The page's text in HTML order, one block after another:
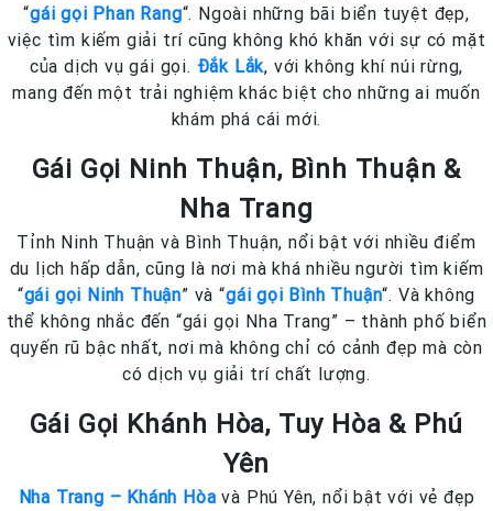
“gái gọi Phan Rang“. Ngoài những bãi biển tuyệt đẹp,
việc tìm kiếm giải trí cũng không khó khăn với sự có mặt
của dịch vụ gái gọi. Đắk Lắk, với không khí núi rừng,
mang đến một trải nghiệm khác biệt cho những ai muốn
khám phá cái mới.
Gái Gọi Ninh Thuận, Bình Thuận &
Nha Trang
Tỉnh Ninh Thuận và Bình Thuận, nổi bật với nhiều điểm
du lịch hấp dẫn, cũng là nơi mà khá nhiều người tìm kiếm
“gái gọi Ninh Thuận” và “gái gọi Bình Thuận“. Và không
thể không nhắc đến “gái gọi Nha Trang” – thành phố biển
quyến rũ bậc nhất, nơi mà không chỉ có cảnh đẹp mà còn
có dịch vụ giải trí chất lượng.
Gái Gọi Khánh Hòa, Tuy Hòa & Phú
Yên
Nha Trang – Khánh Hòa và Phú Yên, nổi bật với vẻ đẹp